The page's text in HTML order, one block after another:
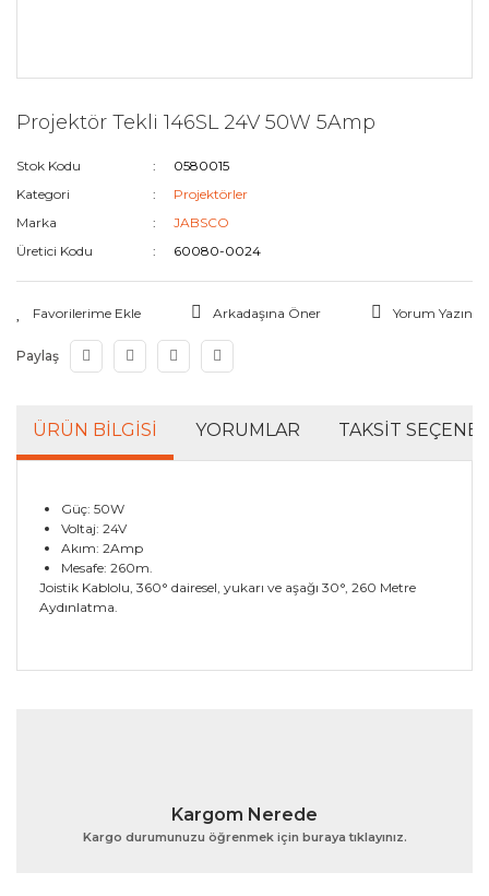
Projektör Tekli 146SL 24V 50W 5Amp
Stok Kodu
0580015
Kategori
Projektörler
Marka
JABSCO
Üretici Kodu
60080-0024
Arkadaşına Öner Yorum Yazın
Paylaş
ÜRÜN BILGISI YORUMLAR TAKSIT
Güç: 50W
Voltaj: 24V
Akım: 2Amp
Mesafe: 260m.
Joistik Kablolu, 360° dairesel, yukarı ve aşağı 30°, 260 Metre
Aydınlatma.
Bu ürünün fiyat bilgisi, resim, ürün açıklamalarında ve
Ürün açıklamasında eksik bilgiler bulunuyor.
Kargom Nerede
Kargo durumunuzu öğrenmek için buraya tıklayınız.